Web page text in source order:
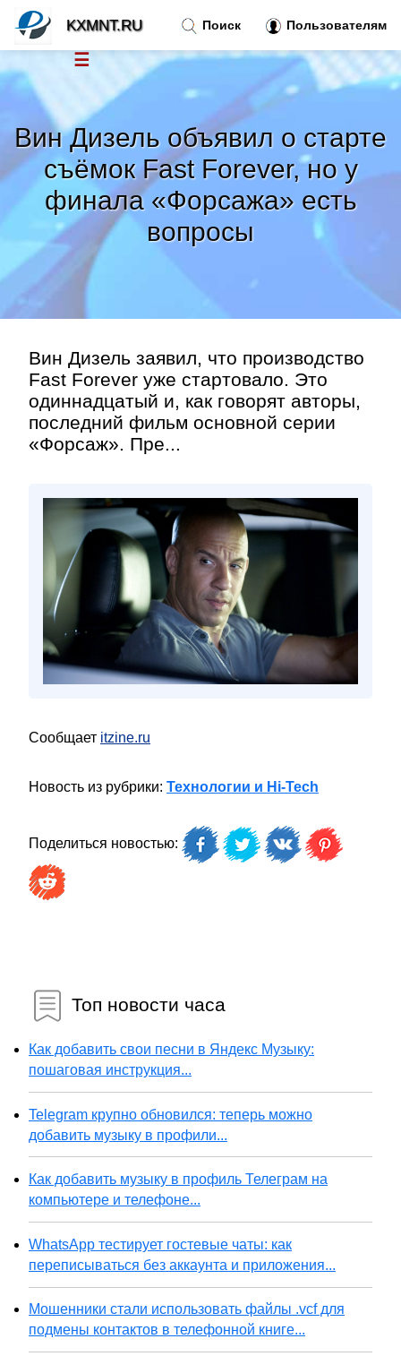
Вин Дизель объявил о старте
съёмок Fast Forever, но у
финала «Форсажа» есть
вопросы
Вин Дизель заявил, что производство
Fast Forever уже стартовало. Это
одиннадцатый и, как говорят авторы,
последний фильм основной серии
«Форсаж». Пре...
Сообщает itzine.ru
Новость из рубрики: Технологии и Hi-Tech
Поделиться новостью:
Топ новости часа
Как добавить свои песни в Яндекс Музыку:
пошаговая инструкция...
Telegram крупно обновился: теперь можно
добавить музыку в профили...
Как добавить музыку в профиль Телеграм на
компьютере и телефоне...
WhatsApp тестирует гостевые чаты: как
переписываться без аккаунта и приложения...
Мошенники стали использовать файлы .vcf для
подмены контактов в телефонной книге...
Поиск Пользователям
KXMNT.RU
☰
Тренды новостей »
Рубрики »
Правила »